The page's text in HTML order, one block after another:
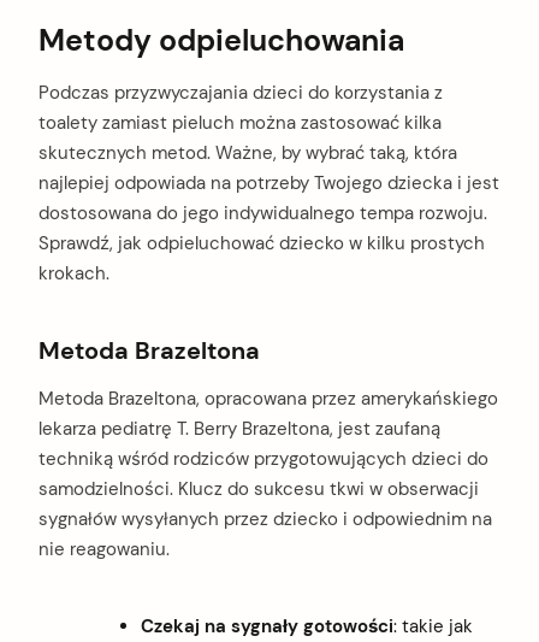
Metody odpieluchowania
Podczas przyzwyczajania dzieci do korzystania z
toalety zamiast pieluch można zastosować kilka
skutecznych metod. Ważne, by wybrać taką, która
najlepiej odpowiada na potrzeby Twojego dziecka i jest
dostosowana do jego indywidualnego tempa rozwoju.
Sprawdź, jak odpieluchować dziecko w kilku prostych
krokach.
Metoda Brazeltona
Metoda Brazeltona, opracowana przez amerykańskiego
lekarza pediatrę T. Berry Brazeltona, jest zaufaną
techniką wśród rodziców przygotowujących dzieci do
samodzielności. Klucz do sukcesu tkwi w obserwacji
sygnałów wysyłanych przez dziecko i odpowiednim na
nie reagowaniu.
Czekaj na sygnały gotowości: takie jak